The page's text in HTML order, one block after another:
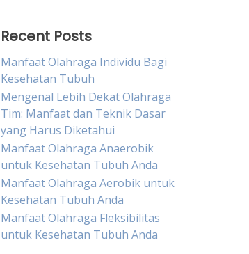
Recent Posts
Manfaat Olahraga Individu Bagi
Kesehatan Tubuh
Mengenal Lebih Dekat Olahraga
Tim: Manfaat dan Teknik Dasar
yang Harus Diketahui
Manfaat Olahraga Anaerobik
untuk Kesehatan Tubuh Anda
Manfaat Olahraga Aerobik untuk
Kesehatan Tubuh Anda
Manfaat Olahraga Fleksibilitas
untuk Kesehatan Tubuh Anda